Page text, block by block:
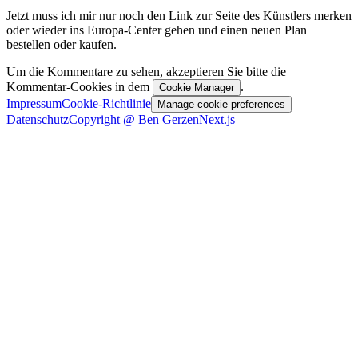
Jetzt muss ich mir nur noch den Link zur Seite des Künstlers merken
oder wieder ins Europa-Center gehen und einen neuen Plan
bestellen oder kaufen.
Um die Kommentare zu sehen, akzeptieren Sie bitte die
Kommentar-Cookies in dem
Cookie Manager .
ImpressumCookie-Richtlinie Manage cookie preferences
DatenschutzCopyright @ Ben GerzenNext.js